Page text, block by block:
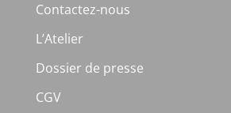
Contactez-nous
L’Atelier
Dossier de presse
CGV